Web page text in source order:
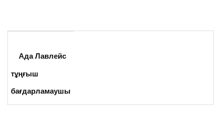
Ада Лавлейс
тұңғыш
бағдарламаушы